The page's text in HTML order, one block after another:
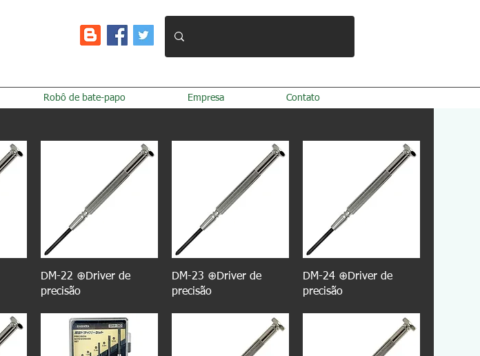
Robô de bate-papo Empresa Contato
DM-22 ⊕Driver de
precisão
DM-23 ⊕Driver de
precisão
DM-24 ⊕Driver de
precisão